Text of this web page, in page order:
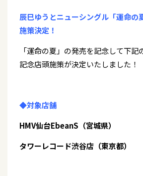
辰巳ゆうとニューシングル「運命の
施策決定！
「運命の夏」の発売を記念して下
記念店頭施策が決定いたしました！
◆対象店舗
HMV仙台EbeanS（宮城県）
タワーレコード渋谷店（東京都）